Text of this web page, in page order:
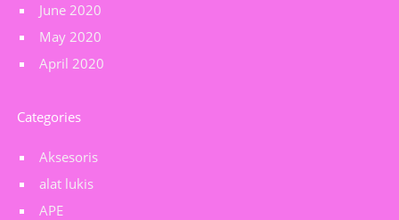
June 2020
May 2020
April 2020
Categories
Aksesoris
alat lukis
APE